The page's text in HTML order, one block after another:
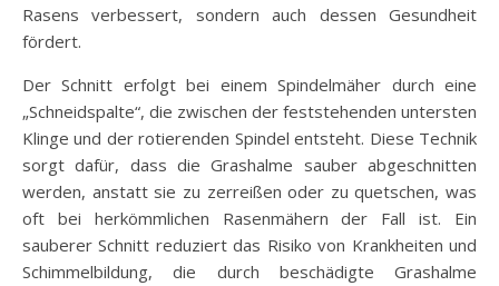
Rasens verbessert, sondern auch dessen Gesundheit
fördert.
Der Schnitt erfolgt bei einem Spindelmäher durch eine
„Schneidspalte“, die zwischen der feststehenden untersten
Klinge und der rotierenden Spindel entsteht. Diese Technik
sorgt dafür, dass die Grashalme sauber abgeschnitten
werden, anstatt sie zu zerreißen oder zu quetschen, was
oft bei herkömmlichen Rasenmähern der Fall ist. Ein
sauberer Schnitt reduziert das Risiko von Krankheiten und
Schimmelbildung, die durch beschädigte Grashalme